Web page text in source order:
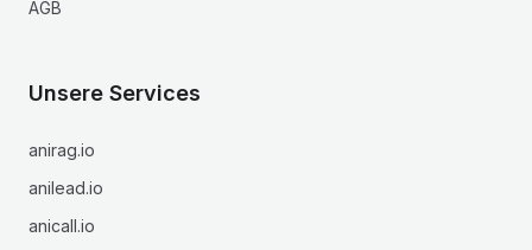
AGB
Unsere Services
anirag.io
anilead.io
anicall.io